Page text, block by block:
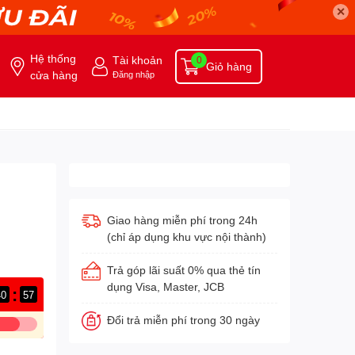
✕
Hệ thống
cửa hàng
Tài khoản
Đăng nhập
Giỏ hàng
0
: 57
Giao hàng miễn phí trong 24h
(chỉ áp dụng khu vực nội thành)
Trả góp lãi suất 0% qua thẻ tín
dụng Visa, Master, JCB
Đổi trả miễn phí trong 30 ngày